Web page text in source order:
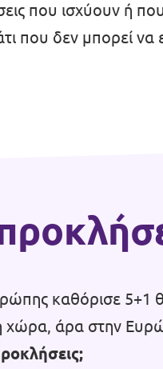
που ισχύουν ή
που δεν μπορεί να
καθόρισε 5+1
χώρα, άρα στην